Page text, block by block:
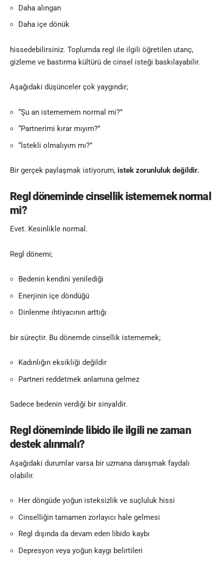
Daha alıngan
Daha içe dönük
hissedebilirsiniz. Toplumda regl ile ilgili öğretilen utanç,
gizleme ve bastırma kültürü de cinsel isteği baskılayabilir.
Aşağıdaki düşünceler çok yaygındır;
“Şu an istememem normal mi?”
“Partnerimi kırar mıyım?”
“İstekli olmalıyım mı?”
Bir gerçek paylaşmak istiyorum, istek zorunluluk değildir.
Regl döneminde cinsellik istememek normal
mi?
Evet. Kesinlikle normal.
Regl dönemi;
Bedenin kendini yenilediği
Enerjinin içe döndüğü
Dinlenme ihtiyacının arttığı
bir süreçtir. Bu dönemde cinsellik istememek;
Kadınlığın eksikliği değildir
Partneri reddetmek anlamına gelmez
Sadece bedenin verdiği bir sinyaldir.
Regl döneminde libido ile ilgili ne zaman
destek alınmalı?
Aşağıdaki durumlar varsa bir uzmana danışmak faydalı
olabilir.
Her döngüde yoğun isteksizlik ve suçluluk hissi
Cinselliğin tamamen zorlayıcı hale gelmesi
Regl dışında da devam eden libido kaybı
Depresyon veya yoğun kaygı belirtileri